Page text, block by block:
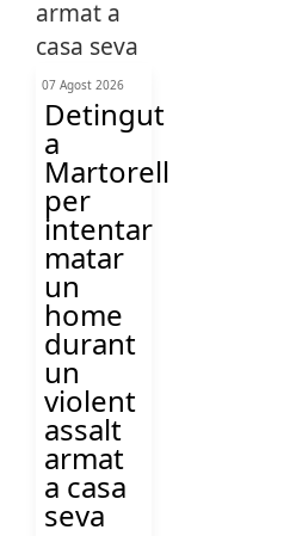
07 Agost 2026
Detingut
a
Martorell
per
intentar
matar
un
home
durant
un
violent
assalt
armat
a casa
seva